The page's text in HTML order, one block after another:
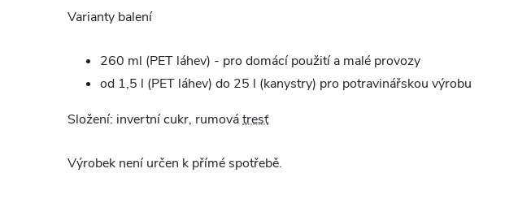
Varianty balení
260 ml (PET láhev) - pro domácí použití a malé provozy
od 1,5 l (PET láhev) do 25 l (kanystry) pro potravinářskou výrobu
Složení: invertní cukr, rumovátresť
Výrobek není určen k přímé spotřebě.